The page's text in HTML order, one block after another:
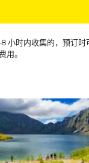
小时内收集的，预订时
用。